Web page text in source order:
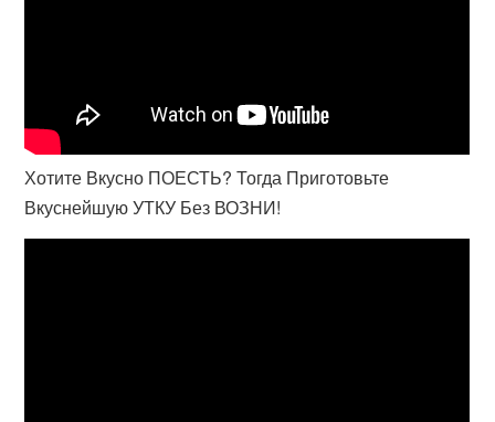
Хотите Вкусно ПОЕСТЬ? Тогда Приготовьте
Вкуснейшую УТКУ Без ВОЗНИ!